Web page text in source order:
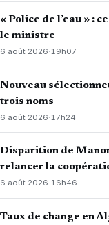
« Police de l’eau » :
le ministre
6 août 2026·19h07
Nouveau
trois noms
6 août 2026· 17h24
Disparition de
relancer la
6 août 2026·16h46
Taux de change en